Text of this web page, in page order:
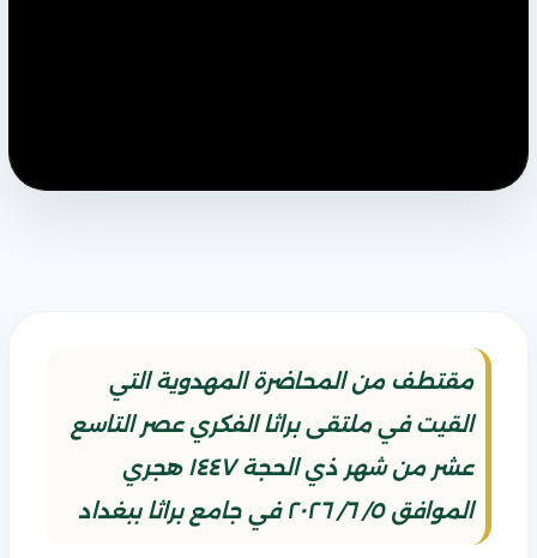
مقتطف من المحاضرة المهدوية التي
القيت في ملتقى براثا الفكري عصر التاسع
عشر من شهر ذي الحجة ١٤٤٧ هجري
الموافق ٥/ ٦/ ٢٠٢٦ في جامع براثا ببغداد